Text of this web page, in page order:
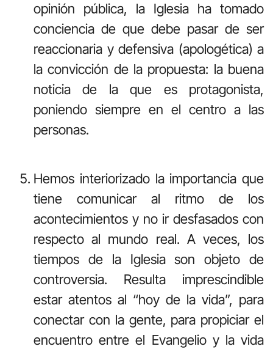
opinión pública, la Iglesia ha tomado
conciencia de que debe pasar de ser
reaccionaria y defensiva (apologética) a
la convicción de la propuesta: la buena
noticia de la que es protagonista,
poniendo siempre en el centro a las
personas.
Hemos interiorizado la importancia que
tiene comunicar al ritmo de los
acontecimientos y no ir desfasados con
respecto al mundo real. A veces, los
tiempos de la Iglesia son objeto de
controversia. Resulta imprescindible
estar atentos al “hoy de la vida”, para
conectar con la gente, para propiciar el
encuentro entre el Evangelio y la vida